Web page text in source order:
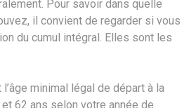
Pour savoir dans quelle
il convient de regarder si vous
du cumul intégral. Elles sont les
minimal légal de départ à la
62 ans selon votre année de